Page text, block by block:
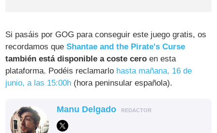
Si pasáis por GOG para conseguir este juego gratis, os
recordamos queShantae and the Pirate's Curse
también está disponible a coste cero en esta
plataforma. Podéis reclamarlo hasta mañana, 16 de
junio, a las 15:00h (hora peninsular española).
Manu Delgado REDACTOR